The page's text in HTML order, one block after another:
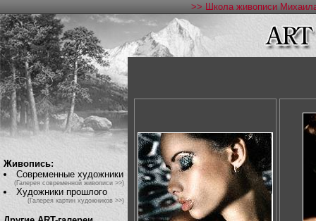
>> Школа живописи
Живопись:
Современные художники
(Галерея современной живописи >>)
Художники прошлого
(Галерея картин художников >>)